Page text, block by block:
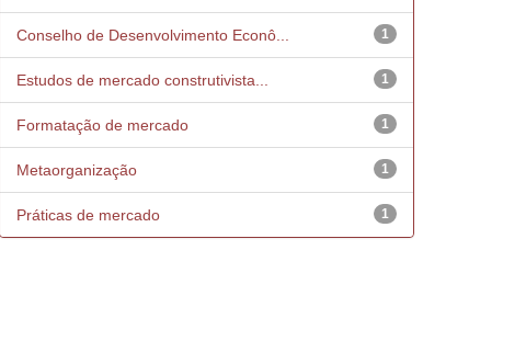
1
Conselho de Desenvolvimento Econô...
1
Estudos de mercado construtivista...
1
Formatação de mercado
1
Metaorganização
1
Práticas de mercado